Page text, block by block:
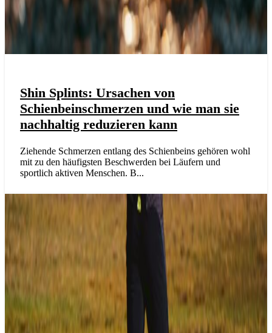
Shin Splints: Ursachen von
Schienbeinschmerzen und wie man sie
nachhaltig reduzieren kann
Ziehende Schmerzen entlang des Schienbeins gehören wohl
mit zu den häufigsten Beschwerden bei Läufern und
sportlich aktiven Menschen. B...